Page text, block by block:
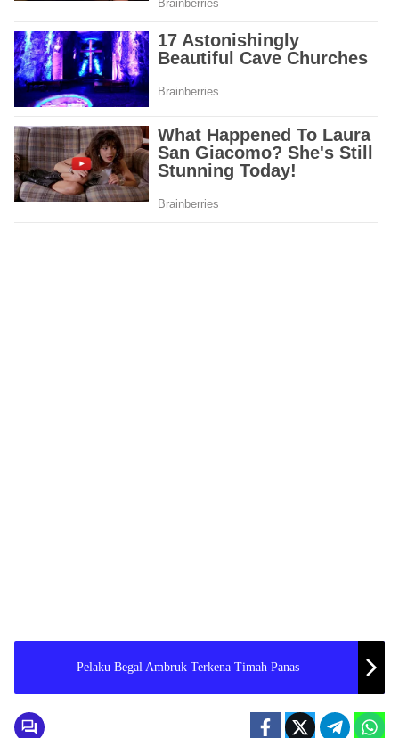
Pelaku Begal Ambruk Terkena Timah Panas